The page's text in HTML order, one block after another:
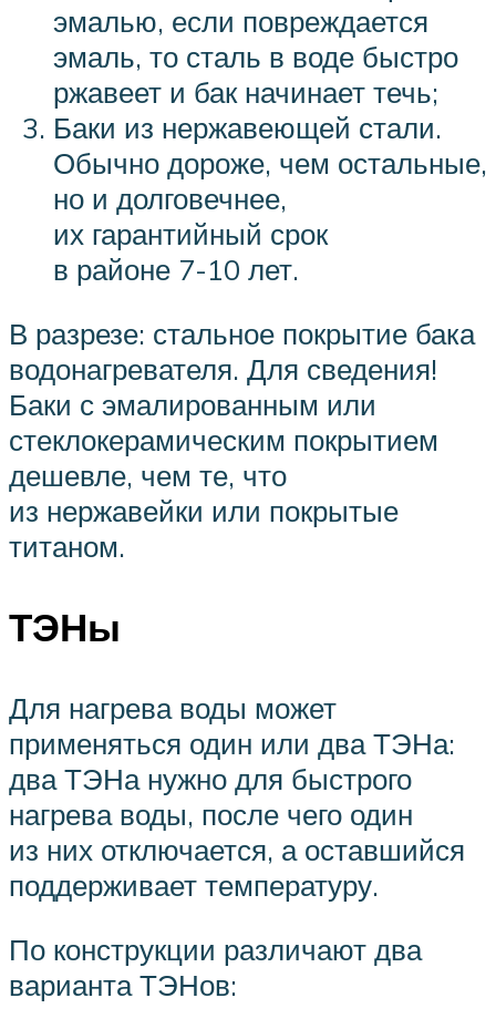
эмалью, если повреждается
эмаль, то сталь в воде быстро
ржавеет и бак начинает течь;
Баки из нержавеющей стали.
Обычно дороже, чем остальные,
но и долговечнее,
их гарантийный срок
в районе 7-10 лет.
В разрезе: стальное покрытие бака
водонагревателя. Для сведения!
Баки с эмалированным или
стеклокерамическим покрытием
дешевле, чем те, что
из нержавейки или покрытые
титаном.
ТЭНы
Для нагрева воды может
применяться один или дваТЭНа:
дваТЭНа нужно для быстрого
нагрева воды, после чего один
из них отключается, а оставшийся
поддерживает температуру.
По конструкции различают два
вариантаТЭНов: